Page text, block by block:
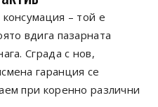
– той е
вдига пазарната
Сграда с нов,
гаранция се
при коренно различни